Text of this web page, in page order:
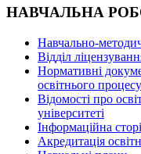
НАВЧАЛЬНА
Навчально-
Відділ
Нормативні
освітнього процесу
Відомості про
університеті
Інформаційна
Акредитація